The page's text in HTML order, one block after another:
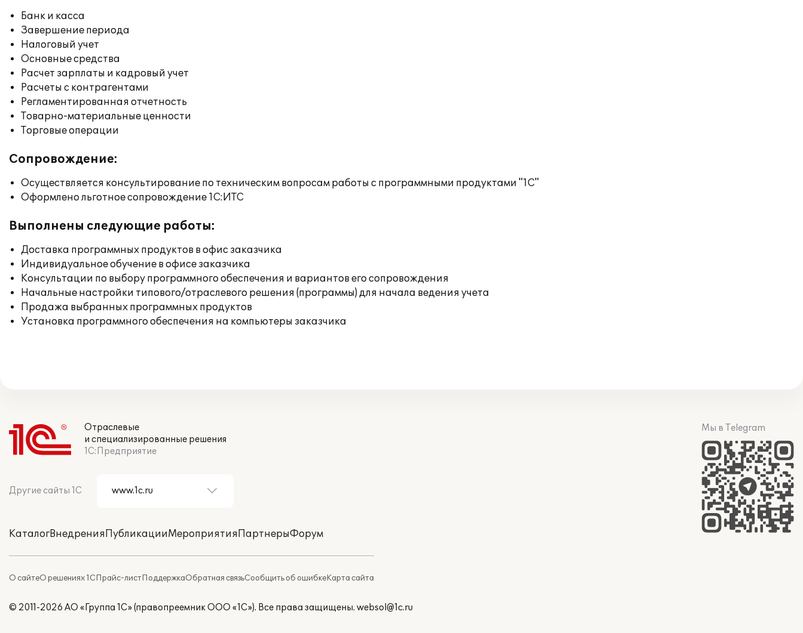
Банк и касса
Завершение периода
Налоговый учет
Основные средства
Расчет зарплаты и кадровый учет
Расчеты с контрагентами
Регламентированная отчетность
Товарно-материальные ценности
Торговые операции
Сопровождение:
Осуществляется консультирование по техническим вопросам работы с программными продуктами "1С"
Оформлено льготное сопровождение 1С:ИТС
Выполнены следующие работы:
Доставка программных продуктов в офис заказчика
Индивидуальное обучение в офисе заказчика
Консультации по выбору программного обеспечения и вариантов его сопровождения
Начальные настройки типового/отраслевого решения (программы) для начала ведения учета
Продажа выбранных программных продуктов
Установка программного обеспечения на компьютеры заказчика
Отраслевые
и специализированные решения
1С:Предприятие
Другие сайты 1С
КаталогВнедренияПубликацииМероприятияПартнерыФорум
О сайтеО решениях 1СПрайс-листПоддержкаОбратная связьСообщить об ошибкеКарта сайта
Мы в Telegram
© 2011-2026 АО «Группа 1С» (правопреемник ООО «1С»). Все права защищены. websol@1c.ru